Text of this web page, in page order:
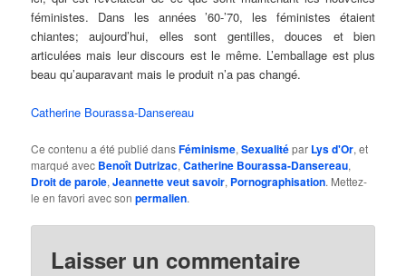
féministes. Dans les années ’60-’70, les féministes étaient
chiantes; aujourd’hui, elles sont gentilles, douces et bien
articulées mais leur discours est le même. L’emballage est plus
beau qu’auparavant mais le produit n’a pas changé.
Catherine Bourassa-Dansereau
Ce contenu a été publié dansFéminisme,Sexualitépar Lys d'Or, et
marqué avec Benoît Dutrizac,Catherine Bourassa-Dansereau,
Droit de parole,Jeannette veut savoir, Pornographisation. Mettez-
le en favori avec sonpermalien.
Laisser un commentaire